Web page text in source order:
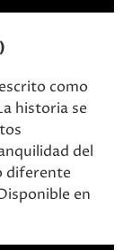
como
historia se
del
diferente
en